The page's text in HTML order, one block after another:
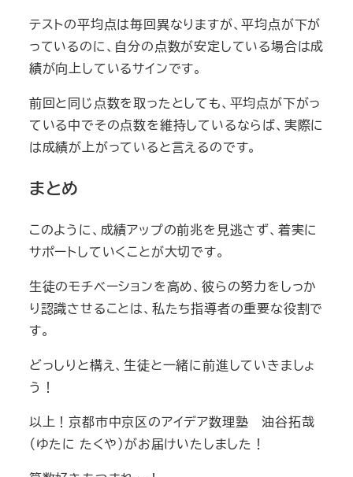
テストの平均点は毎回異なりますが、平均点が下が
っているのに、自分の点数が安定している場合は成
績が向上しているサインです。
前回と同じ点数を取ったとしても、平均点が下がっ
ている中でその点数を維持しているならば、実際に
は成績が上がっていると言えるのです。
まとめ
このように、成績アップの前兆を見逃さず、着実に
サポートしていくことが大切です。
生徒のモチベーションを高め、彼らの努力をしっか
り認識させることは、私たち指導者の重要な役割で
す。
どっしりと構え、生徒と一緒に前進していきましょ
う！
以上！京都市中京区のアイデア数理塾 油谷拓哉
（ゆたに たくや）がお届けいたしました！